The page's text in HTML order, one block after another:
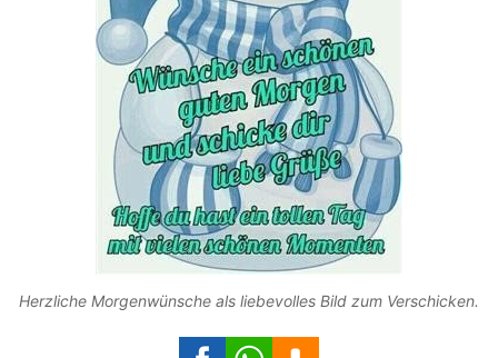
Herzliche Morgenwünsche als liebevolles Bild zum Verschicken.